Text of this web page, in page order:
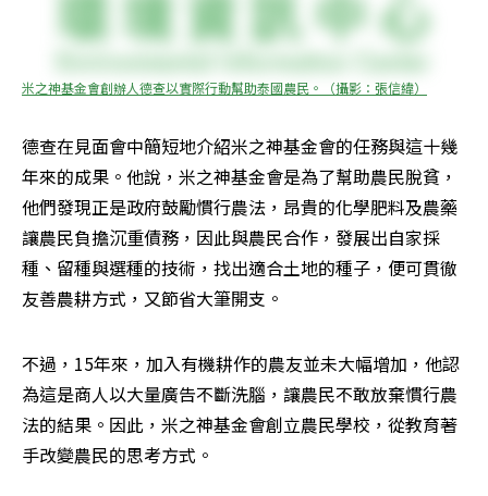
米之神基金會創辦人德查以實際行動幫助泰國農民。（攝影：張信緯）
德查在見面會中簡短地介紹米之神基金會的任務與這十幾
年來的成果。他說，米之神基金會是為了幫助農民脫貧，
他們發現正是政府鼓勵慣行農法，昂貴的化學肥料及農藥
讓農民負擔沉重債務，因此與農民合作，發展出自家採
種、留種與選種的技術，找出適合土地的種子，便可貫徹
友善農耕方式，又節省大筆開支。
不過，15年來，加入有機耕作的農友並未大幅增加，他認
為這是商人以大量廣告不斷洗腦，讓農民不敢放棄慣行農
法的結果。因此，米之神基金會創立農民學校，從教育著
手改變農民的思考方式。